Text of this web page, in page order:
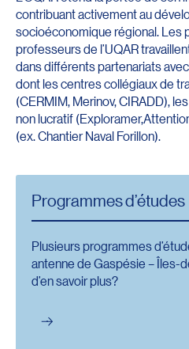
contribuant activement au
socioéconomique régional. Les
professeurs de l’UQAR
dans différents partenariats
dont les centres collégiaux de
(CERMIM, Merinov, CIRADD),
non lucratif
(ex. Chantier Naval Forillon).
Programmes d’études
Plusieurs programmes
antenne de Gaspésie – Îles-
d’en savoir plus?